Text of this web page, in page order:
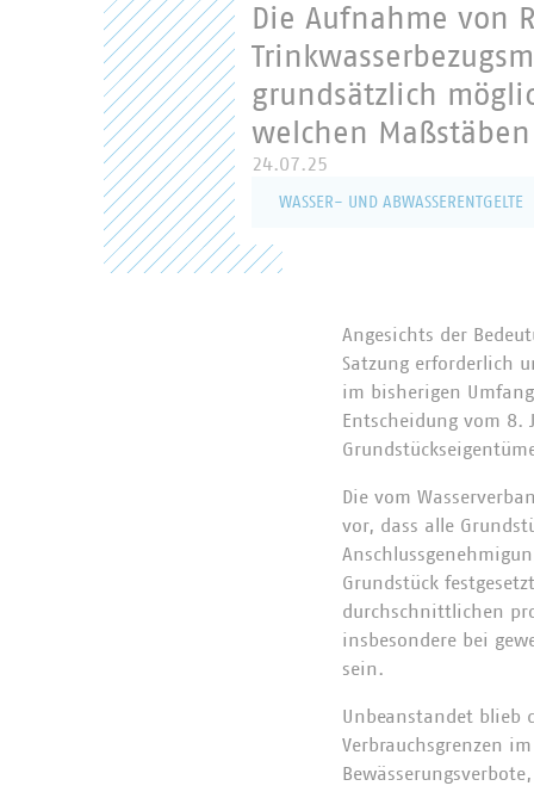
Die Aufnahme von
grundsätzlich
welchen
24.07.25
WASSER- UND ABWASSERENTGELTE
Angesichts der
Satzung erforderlich
im bisherigen
Entscheidung vom 8.
Die vom
vor, dass alle
Grundstück
durchschnittlichen
insbesondere bei
sein.
Unbeanstandet blieb
Verbrauchsgrenzen